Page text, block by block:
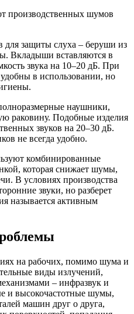
производственных шумов
для защиты слуха – беруши из
Вкладыши вставляются в
звука на 10–20 дБ. При
в использовании, но
наушники,
раковину. Подобные изделия
звуков на 20–30 дБ.
не всегда удобно.
комбинированные
которая снижает шумы,
В условиях производства
звуки, но разберет
называется активным
на рабочих, помимо шума и
виды излучений,
– инфразвук и
и высокочастотные шумы,
машин друг о друга,